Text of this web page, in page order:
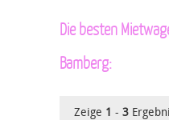
Die besten
Bamberg:
Zeige 1 - 3